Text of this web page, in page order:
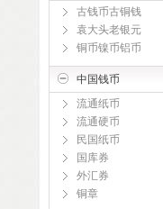
古钱币古铜钱
袁大头老银元
铜币镍币铝币
中国钱币
流通纸币
流通硬币
民国纸币
国库券
外汇券
铜章